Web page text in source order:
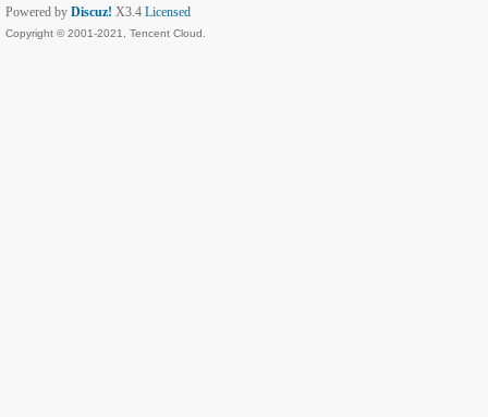
Powered by Discuz! X3.4 Licensed
Copyright © 2001-2021, Tencent Cloud.